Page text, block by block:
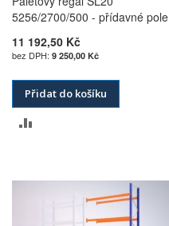
5256/2700/500 - přídavné pole
11 192,50 Kč
9 250,00 Kč
Přidat do košíku
POROVNÁNÍ